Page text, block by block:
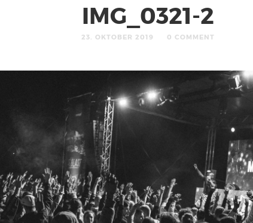
IMG_0321-2
23. OKTOBER 2019 0 COMMENT